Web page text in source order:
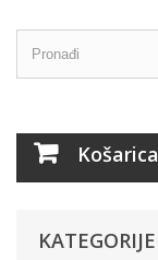
Košarica
KATEGORIJE